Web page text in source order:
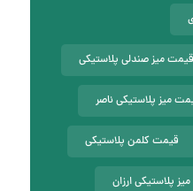
قیمت میز صندلی پلاستیکی
میز پلاستیکی ناصر
قیمت کلمن پلاستیکی
میز پلاستیکی ارزان